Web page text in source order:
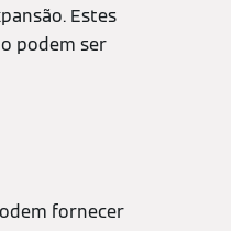
Estes
podem ser
fornecer